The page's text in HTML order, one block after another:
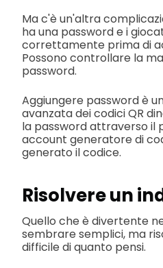
Ma c'è un'altra
ha una password e i
correttamente prima di
Possono controllare la
password.
Aggiungere password è
avanzata dei codici QR
la password attraverso il
account generatore di
generato il codice.
Risolvere un
Quello che è divertente
sembrare semplici, ma
difficile di quanto pensi.